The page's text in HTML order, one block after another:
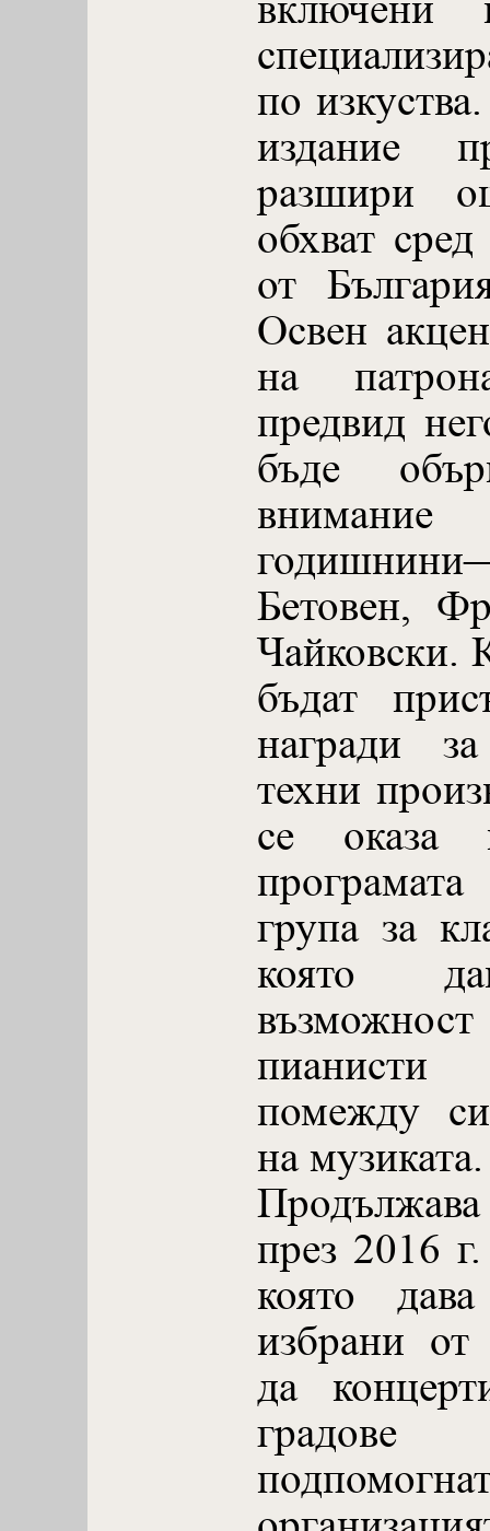
включени
по
издание
разшири
обхват
от
Освен
на
предвид
бъде
внимание
Бетовен,
Чайковски.
бъдат
награди
техни
се оказа
група за
която
помежду си
на музиката.
през 2016
която
избрани от
да